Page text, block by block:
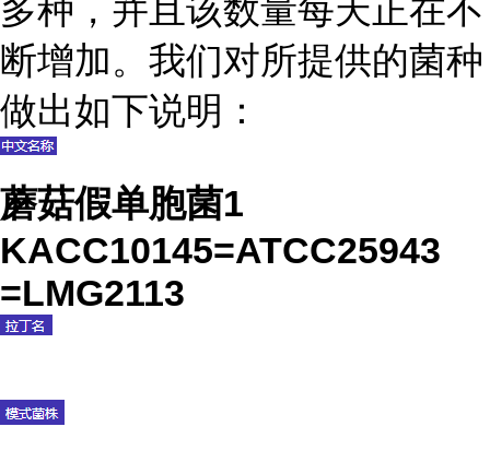
多种，并且该数量每天正在不
断增加。我们对所提供的菌种
做出如下说明：
蘑菇假单胞菌1
KACC10145=ATCC25943
=LMG2113